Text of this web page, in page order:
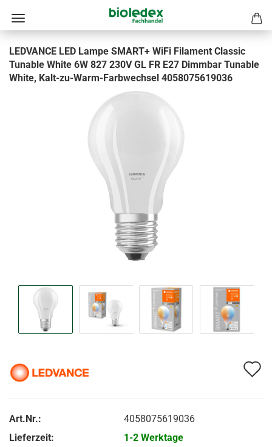
LEDVANCE LED Lampe SMART+ WiFi Filament Classic
Tunable White 6W 827 230V GL FR E27 Dimmbar Tunable
White, Kalt-zu-Warm-Farbwechsel 4058075619036
Art.Nr.:
4058075619036
Lieferzeit:
1-2 Werktage